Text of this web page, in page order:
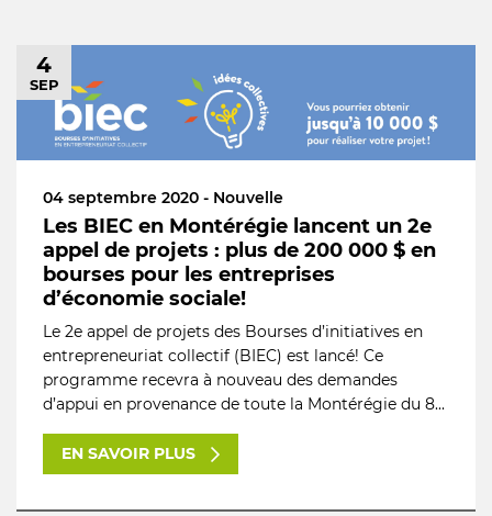
4
SEP
04 septembre 2020 - Nouvelle
Les BIEC en Montérégie lancent un 2e
appel de projets : plus de 200 000 $ en
bourses pour les entreprises
d’économie sociale!
Le 2e appel de projets des Bourses d’initiatives en
entrepreneuriat collectif (BIEC) est lancé! Ce
programme recevra à nouveau des demandes
d’appui en provenance de toute la Montérégie du 8...
EN SAVOIR PLUS